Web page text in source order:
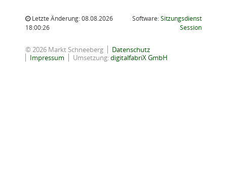
Letzte Änderung: 08.08.2026
18:00:26
Software:Sitzungsdienst
Session(Wird in
© 2026 Markt Schneeberg
Datenschutz
Impressum
Umsetzung:digitalfabriX GmbH